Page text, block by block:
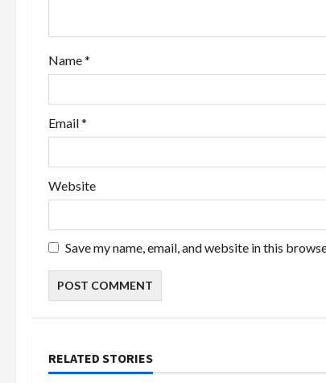
n
Name*
Email*
Website
Save my name, email, and website in this
RELATED STORIES